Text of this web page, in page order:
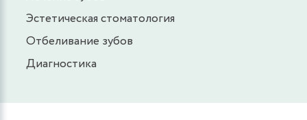
Эстетическая стоматология
Отбеливание зубов
Диагностика